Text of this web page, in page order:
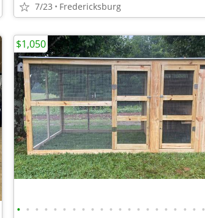
7/23 Fredericksburg
• • • • • • • • • • • • • • • • • • • • •
$1,050